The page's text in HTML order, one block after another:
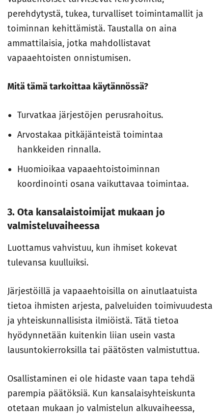
perehdytystä, tukea, turvalliset toimintamallit ja
toiminnan kehittämistä. Taustalla on aina
ammattilaisia, jotka mahdollistavat
vapaaehtoisten onnistumisen.
Mitä tämä tarkoittaa käytännössä?
Turvatkaa järjestöjen perusrahoitus.
Arvostakaa pitkäjänteistä toimintaa
hankkeiden rinnalla.
Huomioikaa vapaaehtoistoiminnan
koordinointi osana vaikuttavaa toimintaa.
3. Ota kansalaistoimijat mukaan jo
valmisteluvaiheessa
Luottamus vahvistuu, kun ihmiset kokevat
tulevansa kuulluiksi.
Järjestöillä ja vapaaehtoisilla on ainutlaatuista
tietoa ihmisten arjesta, palveluiden toimivuudesta
ja yhteiskunnallisista ilmiöistä. Tätä tietoa
hyödynnetään kuitenkin liian usein vasta
lausuntokierroksilla tai päätösten valmistuttua.
Osallistaminen ei ole hidaste vaan tapa tehdä
parempia päätöksiä. Kun kansalaisyhteiskunta
otetaan mukaan jo valmistelun alkuvaiheessa,